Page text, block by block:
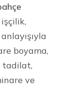
boyama,
tadilat,
ve